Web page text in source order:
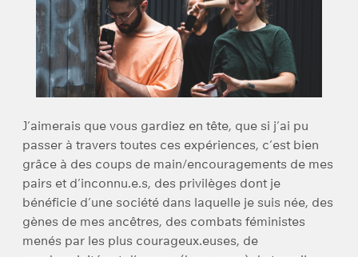
J’aimerais que vous gardiez en tête, que si j’ai pu
passer à travers toutes ces expériences, c’est bien
grâce à des coups de main/encouragements de mes
pairs et d’inconnu.e.s, des privilèges dont je
bénéficie d’une société dans laquelle je suis née, des
gènes de mes ancêtres, des combats féministes
menés par les plus courageux.euses, de